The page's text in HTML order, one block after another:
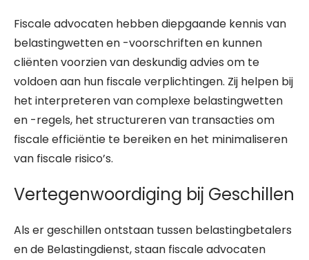
Fiscale advocaten hebben diepgaande kennis van
belastingwetten en -voorschriften en kunnen
cliënten voorzien van deskundig advies om te
voldoen aan hun fiscale verplichtingen. Zij helpen bij
het interpreteren van complexe belastingwetten
en -regels, het structureren van transacties om
fiscale efficiëntie te bereiken en het minimaliseren
van fiscale risico’s.
Vertegenwoordiging bij Geschillen
Als er geschillen ontstaan tussen belastingbetalers
en de Belastingdienst, staan fiscale advocaten